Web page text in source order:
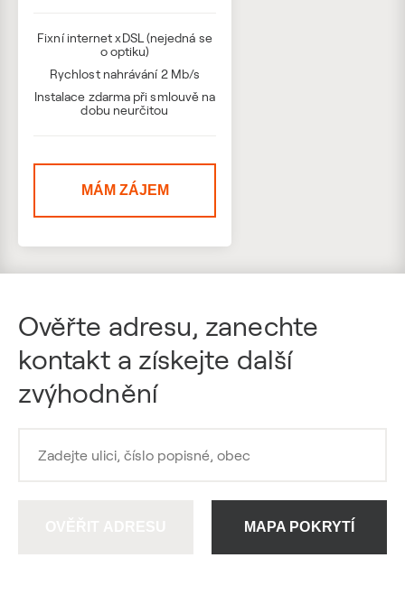
Fixní internet xDSL (nejedná se
o optiku)
Rychlost nahrávání 2 Mb/s
Instalace zdarma při smlouvě na
dobu neurčitou
MÁM ZÁJEM
Ověřte adresu, zanechte
kontakt a získejte další
zvýhodnění
MAPA POKRYTÍ